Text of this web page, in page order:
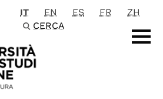
principale
IT EN ES FR
ZH
CERCA